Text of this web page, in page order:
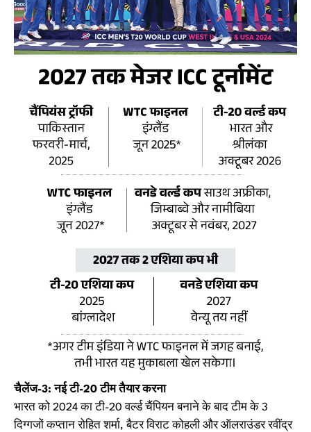
चैलेंज-3: नई टी-20 टीम तैयार करना
भारत को 2024 का टी-20 वर्ल्ड चैंपियन बनाने के बाद टीम के 3
दिग्गजों कप्तान रोहित शर्मा, बैटर विराट कोहली और ऑलराउंडर रवींद्र